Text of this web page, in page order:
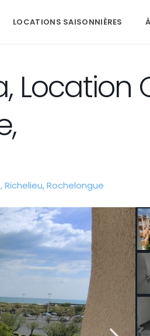
LOCATIONS SAISONNIÈRES
Location
,Richelieu,Rochelongue